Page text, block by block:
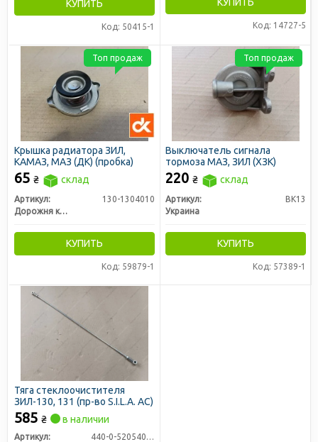
КУПИТЬ
Код: 50415-1 Код: 14727-5
Крышка радиатора ЗИЛ,
КАМАЗ, МАЗ (ДК) (пробка)
65 ₴ склад
Артикул:
130-1304010
Дорожня карта
КУПИТЬ
Код: 59879-1
Топ продаж
Выключатель сигнала
тормоза МАЗ, ЗИЛ (ХЗК)
220 ₴ склад
Артикул:
ВК13
Украина
КУПИТЬ
Код: 57389-1
Топ продаж
Тяга стеклоочистителя
ЗИЛ-130, 131 (пр-во S.I.L.A. AC)
585 ₴ в наличии
Артикул:
440-0-5205400-В